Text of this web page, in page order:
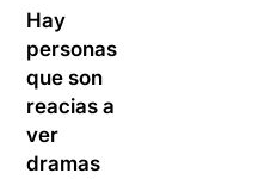
Hay
personas
que son
reacias a
ver
dramas